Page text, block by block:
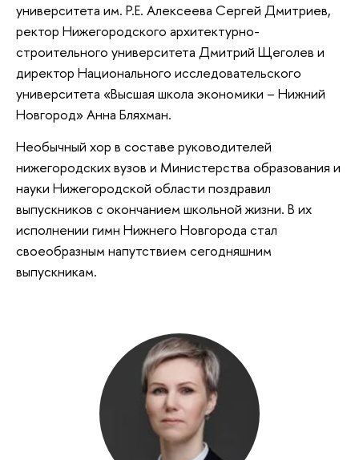
университета им. Р.Е. Алексеева Сергей Дмитриев,
ректор Нижегородского архитектурно-
строительного университета Дмитрий Щеголев и
директор Национального исследовательского
университета «Высшая школа экономики – Нижний
Новгород» Анна Бляхман.
Необычный хор в составе руководителей
нижегородских вузов и Министерства образования и
науки Нижегородской области поздравил
выпускников с окончанием школьной жизни. В их
исполнении гимн Нижнего Новгорода стал
своеобразным напутствием сегодняшним
выпускникам.